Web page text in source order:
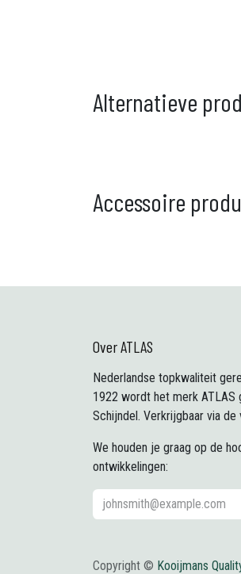
Alternatieve
Accessoire
Over ATLAS
Nederlandse topkwaliteit
1922 wordt het merk ATLAS
Schijndel. Verkrijgbaar via de
We houden je graag op de
ontwikkelingen:
Copyright © Kooijmans